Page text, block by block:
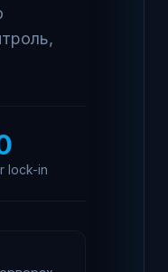
lock-in